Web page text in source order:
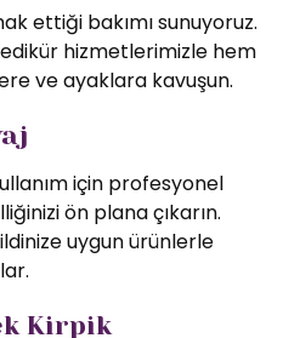
ettiği bakımı sunuyoruz.
hizmetlerimizle hem
ve ayaklara kavuşun.
için profesyonel
ön plana çıkarın.
uygun ürünlerle
Kirpik